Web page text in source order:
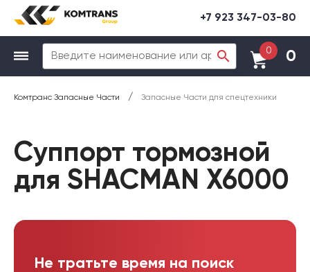
+7 923 347-03-80
0 0
Комтранс Запасные Части / Запасные Части для спецтехники
Суппорт тормозной
для SHACMAN X6000
Не тратьте время на поиск